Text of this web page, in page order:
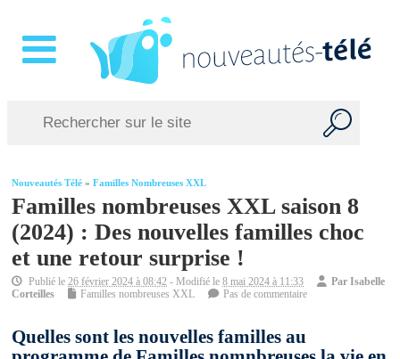
Nouveautés Télé »Familles Nombreuses XXL
Familles nombreuses XXL saison 8
(2024) : Des nouvelles familles choc
et une retour surprise !
Publié le26 février 2024 à 08:42 - Modifié le8 mai 2024 à 11:33 ParIsabelle
Corteilles
Familles nombreuses XXL Pas de commentaire
Quelles sont les nouvelles familles au